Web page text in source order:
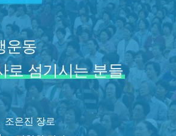
운동
로 섬기시는 분들
조은진 장로